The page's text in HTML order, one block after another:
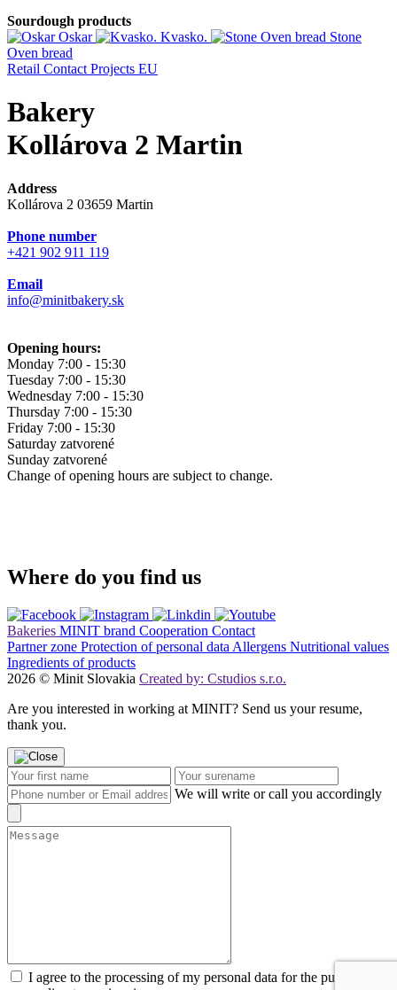
Sourdough products
Oskar
Kvasko.
Stone
Oven bread
Retail Contact Projects EU
Bakery
Kollárova 2 Martin
Address
Kollárova 2 03659 Martin
Phone number
+421 902 911 119
Email
info@minitbakery.sk
Opening hours:
Monday 7:00 - 15:30
Tuesday 7:00 - 15:30
Wednesday 7:00 - 15:30
Thursday 7:00 - 15:30
Friday 7:00 - 15:30
Saturday zatvorené
Sunday zatvorené
Change of opening hours are subject to change.
Where do you find us
Bakeries MINIT brand Cooperation Contact
Partner zone Protection of personal data Allergens Nutritional values
Ingredients of products
2026 © Minit Slovakia Created by: Cstudios s.r.o.
Are you interested in working at MINIT? Send us your resume,
thank you.
We will write or call you accordingly
I agree to the processing of my personal data for the purpose of